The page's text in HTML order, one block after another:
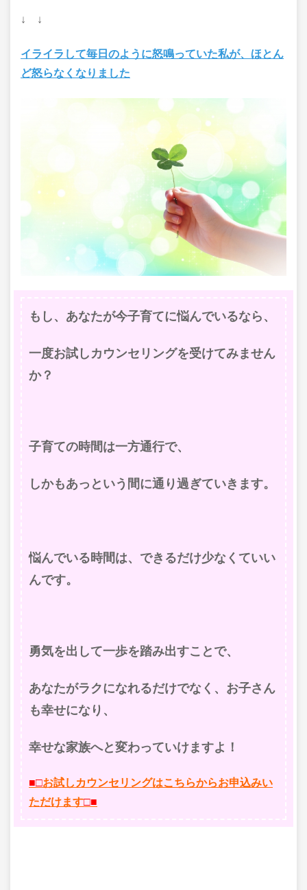
↓ ↓
イライラして毎日のように怒鳴っていた私が、ほとん
ど怒らなくなりました
もし、あなたが今子育てに悩んでいるなら、
一度お試しカウンセリングを受けてみません
か？
子育ての時間は一方通行で、
しかもあっという間に通り過ぎていきます。
悩んでいる時間は、できるだけ少なくていい
んです。
勇気を出して一歩を踏み出すことで、
あなたがラクになれるだけでなく、お子さん
も幸せになり、
幸せな家族へと変わっていけますよ！
■□お試しカウンセリングはこちらからお申込みい
ただけます□■